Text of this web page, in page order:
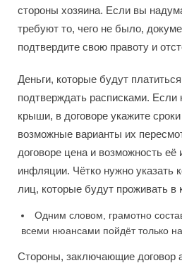
стороны хозяина. Если вы
требуют то, чего не было,
подтвердите свою правоту и
Деньги, которые будут
подтверждать расписками. Если
крыши, в договоре укажите
возможные варианты их
договоре цена и возможность её
инфляции. Чётко нужно указать
лиц, которые будут проживать в
Одним словом, грамотно
всеми нюансами пойдёт только на
Стороны, заключающие договор